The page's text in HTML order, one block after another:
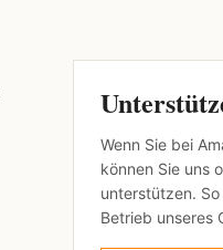
Wenn Sie bei
können Sie uns
unterstützen.
Betrieb unseres